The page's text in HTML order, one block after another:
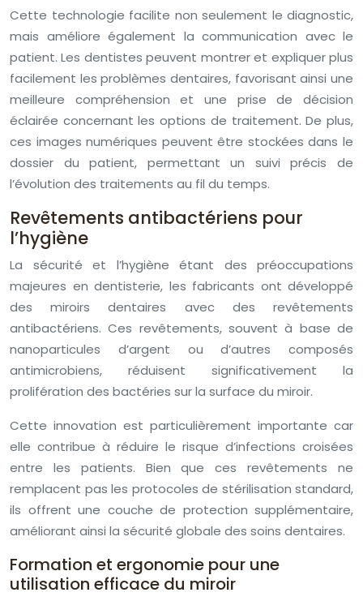
Cette technologie facilite non seulement le diagnostic,
mais améliore également la communication avec le
patient. Les dentistes peuvent montrer et expliquer plus
facilement les problèmes dentaires, favorisant ainsi une
meilleure compréhension et une prise de décision
éclairée concernant les options de traitement. De plus,
ces images numériques peuvent être stockées dans le
dossier du patient, permettant un suivi précis de
l’évolution des traitements au fil du temps.
Revêtements antibactériens pour
l’hygiène
La sécurité et l’hygiène étant des préoccupations
majeures en dentisterie, les fabricants ont développé
des miroirs dentaires avec des revêtements
antibactériens. Ces revêtements, souvent à base de
nanoparticules d’argent ou d’autres composés
antimicrobiens, réduisent significativement la
prolifération des bactéries sur la surface du miroir.
Cette innovation est particulièrement importante car
elle contribue à réduire le risque d’infections croisées
entre les patients. Bien que ces revêtements ne
remplacent pas les protocoles de stérilisation standard,
ils offrent une couche de protection supplémentaire,
améliorant ainsi la sécurité globale des soins dentaires.
Formation et ergonomie pour une
utilisation efficace du miroir